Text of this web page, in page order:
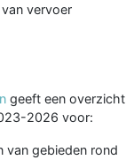
vervoer
geeft een overzicht
2026 voor:
van gebieden rond